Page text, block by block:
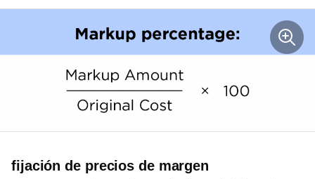
fijación de precios de margen